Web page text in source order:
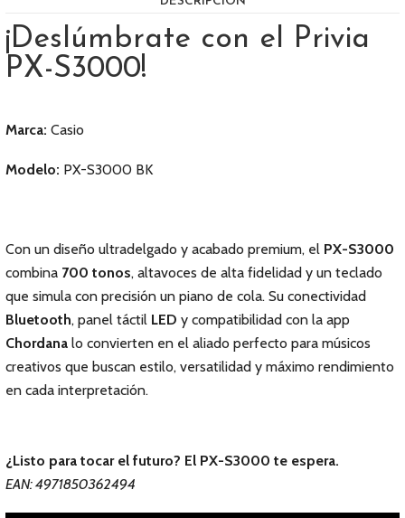
¡Deslúmbrate con el Privia
PX-S3000!
Marca: Casio
Modelo: PX-S3000 BK
Con un diseño ultradelgado y acabado premium, el PX-S3000
combina 700 tonos, altavoces de alta fidelidad y un teclado
que simula con precisión un piano de cola. Su conectividad
Bluetooth, panel táctil LED y compatibilidad con la app
Chordana lo convierten en el aliado perfecto para músicos
creativos que buscan estilo, versatilidad y máximo rendimiento
en cada interpretación.
¿Listo para tocar el futuro? El PX-S3000 te espera.
EAN: 4971850362494